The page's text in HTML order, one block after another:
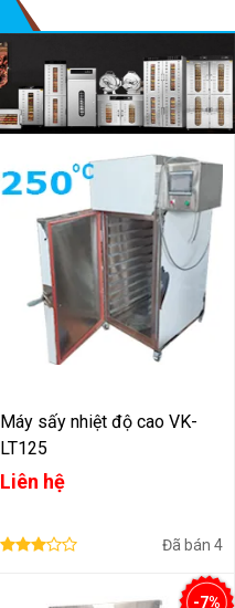
Máy sấy nhiệt độ cao VK-
LT125
Liên hệ
Đã bán 4
-7%